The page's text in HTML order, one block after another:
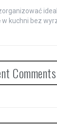
w kuchni bez
Comments